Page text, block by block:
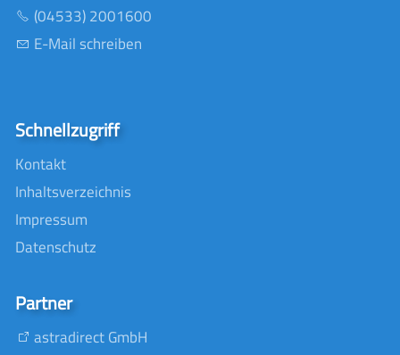
(04533) 2001600
E-Mail schreiben
Schnellzugriff
Kontakt
Inhaltsverzeichnis
Impressum
Datenschutz
Partner
astradirect GmbH